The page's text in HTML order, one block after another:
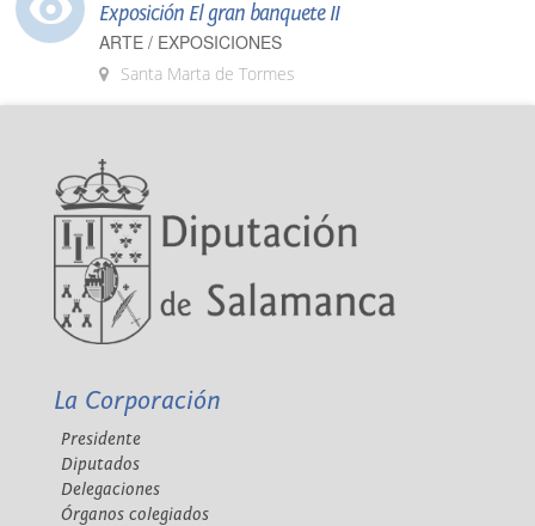
Exposición El gran banquete II
ARTE / EXPOSICIONES
Santa Marta de Tormes
La Corporación
Presidente
Diputados
Delegaciones
Órganos colegiados